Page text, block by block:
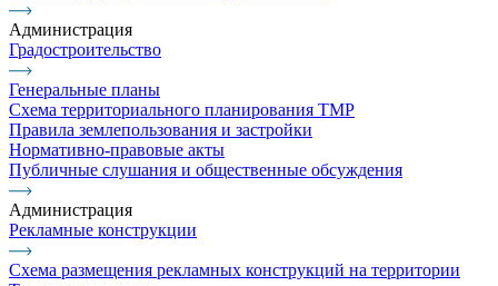
Администрация
Градостроительство
Генеральные планы
Схема территориального планирования ТМР
Правила землепользования и застройки
Нормативно-правовые акты
Публичные слушания и общественные обсуждения
Администрация
Рекламные конструкции
Схема размещения рекламных конструкций на территории